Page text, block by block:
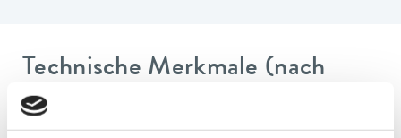
Technische Merkmale (nach
DIN 12876)